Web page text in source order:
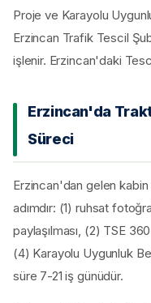
Proje ve Karayolu
Erzincan Trafik Tescil
işlenir. Erzincan'daki
Erzincan'da
Süreci
Erzincan'dan gelen
adımdır: (1) ruhsat
paylaşılması, (2) TSE
(4) Karayolu Uygunluk
süre 7-21 iş günüdür.